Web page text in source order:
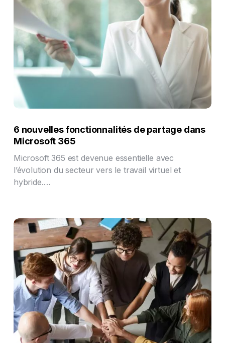
6 nouvelles fonctionnalités de partage dans
Microsoft 365
Microsoft 365 est devenue essentielle avec
l’évolution du secteur vers le travail virtuel et
hybride.…